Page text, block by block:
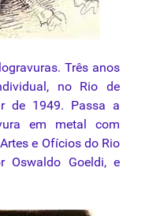
Três anos
no Rio de
de 1949. Passa a
em metal com
e Ofícios do Rio
Oswaldo Goeldi, e